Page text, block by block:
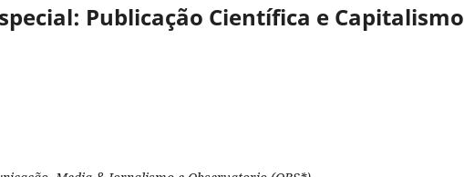
Publicação Científica e Capitalismo